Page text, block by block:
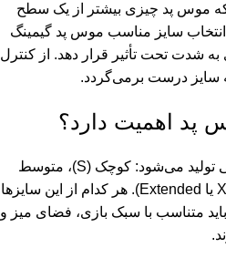
که موس پد چیزی بیشتر از یک سطح
سایز مناسب موس پد گیمینگ
به شدت تحت تأثیر قرار دهد. از کنترل
سایز درست برمی‌گردد.
پد اهمیت دارد؟
موس پد گیمینگ در ابعاد مختلفی تولید می‌شود: کوچک (S)، متوسط
(M)، بزرگ (L) و بسیار بزرگ (XL یا Extended). هر کدام از این سایزها
متناسب با سبک بازی، فضای میز و